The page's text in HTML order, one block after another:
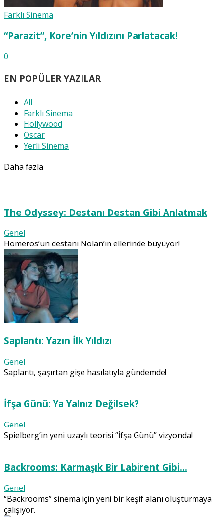
Farklı Sinema
“Parazit”, Kore’nin Yıldızını Parlatacak!
0
EN POPÜLER YAZILAR
All
Farklı Sinema
Hollywood
Oscar
Yerli Sinema
Daha fazla
The Odyssey: Destanı Destan Gibi Anlatmak
Genel
Homeros’un destanı Nolan’ın ellerinde büyüyor!
Saplantı: Yazın İlk Yıldızı
Genel
Saplantı, şaşırtan gişe hasılatıyla gündemde!
İfşa Günü: Ya Yalnız Değilsek?
Genel
Spielberg’in yeni uzaylı teorisi “İfşa Günü” vizyonda!
Backrooms: Karmaşık Bir Labirent Gibi…
Genel
“Backrooms” sinema için yeni bir keşif alanı oluşturmaya
çalışıyor.